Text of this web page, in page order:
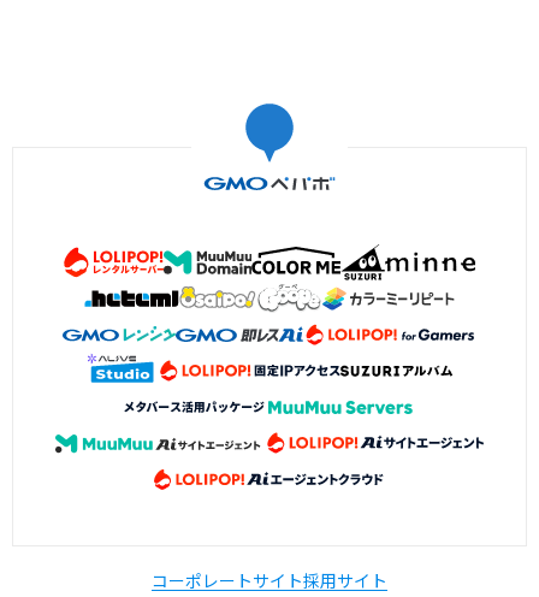
コーポレートサイト採用サイト